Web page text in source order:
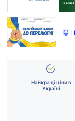
Найкращі ціни в
Україні